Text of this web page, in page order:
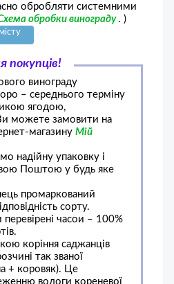
обробляти системними
обробки винограду . )
покупців!
винограду
– середнього терміну
ягодою,
можете замовити на
магазину Мій
надійну упаковку і
Поштою у будь яке
промаркований
сорту.
перевірені часои – 100%
коріння саджанців
так званої
+ коровяк). Це
вологи кореневої